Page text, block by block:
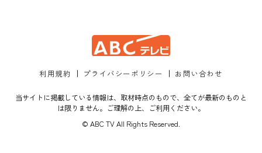
利用規約 プライバシーポリシー お問い合わせ
当サイトに掲載している情報は、取材時点のもので、全てが最新のものと
は限りません。ご理解の上、ご利用ください。
© ABC TV All Rights Reserved.